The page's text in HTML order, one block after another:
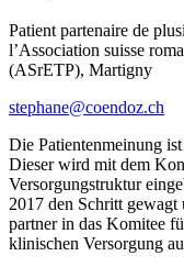
Patient partenaire de
l’Association suisse
(ASrETP), Martigny
stephane@coendoz.ch
Die Patientenmeinung
Dieser wird mit dem
Versorgungstruktur
2017 den Schritt gewagt
partner in das Komitee
klinischen Versorgung